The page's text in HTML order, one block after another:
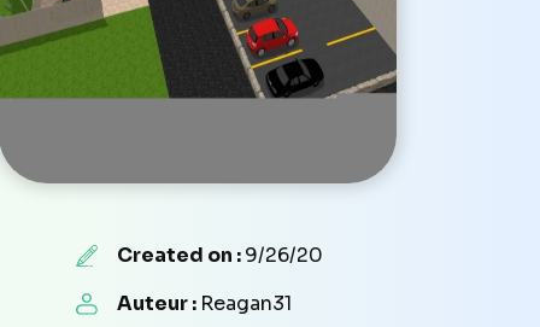
Created on :9/26/20
Auteur : Reagan31